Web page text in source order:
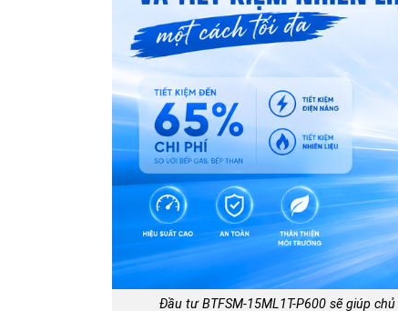
Đầu tư BTFSM-15ML1T-P600 sẽ giúp